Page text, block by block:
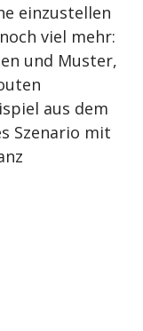
einzustellen
viel mehr:
und Muster,
aus dem
Szenario mit